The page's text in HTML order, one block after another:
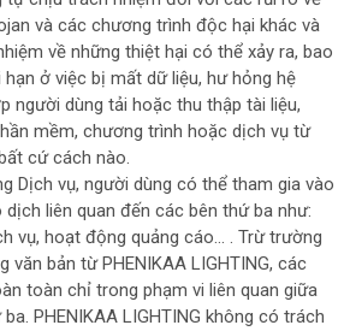
và các chương trình độc hại khác và
về những thiệt hại có thể xảy ra, bao
ở việc bị mất dữ liệu, hư hỏng hệ
người dùng tải hoặc thu thập tài liệu,
mềm, chương trình hoặc dịch vụ từ
cứ cách nào.
Dịch vụ, người dùng có thể tham gia vào
liên quan đến các bên thứ ba như:
vụ, hoạt động quảng cáo... . Trừ trường
văn bản từ PHENIKAA LIGHTING, các
toàn chỉ trong phạm vi liên quan giữa
PHENIKAA LIGHTING không có trách